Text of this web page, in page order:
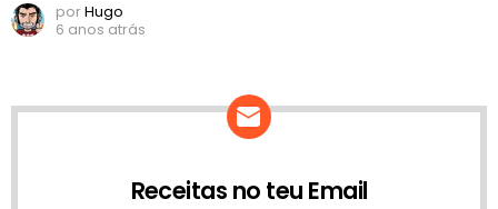
porHugo
6 anos atrás
Receitas no teu Email